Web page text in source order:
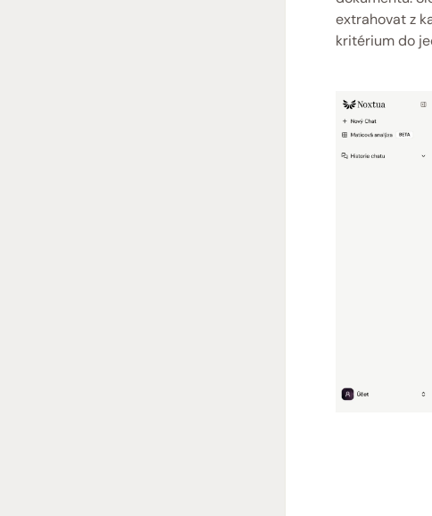
extrahovat z
kritérium do